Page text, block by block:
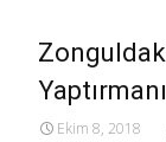
Ekim 8, 2018